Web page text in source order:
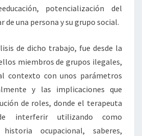
potencialización del
de una persona y su grupo social.
de dicho trabajo, fue desde la
miembros de grupos ilegales,
contexto con unos parámetros
y las implicaciones que
de roles, donde el terapeuta
interferir utilizando como
ocupacional, saberes,